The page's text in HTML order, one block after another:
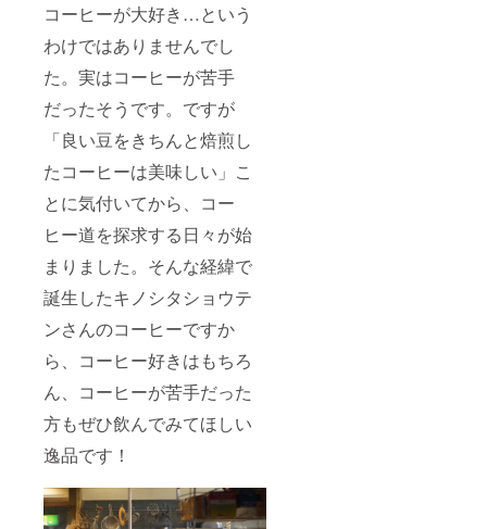
コーヒーが大好き…という
わけではありませんでし
た。実はコーヒーが苦手
だったそうです。ですが
「良い豆をきちんと焙煎し
たコーヒーは美味しい」こ
とに気付いてから、コー
ヒー道を探求する日々が始
まりました。そんな経緯で
誕生したキノシタショウテ
ンさんのコーヒーですか
ら、コーヒー好きはもちろ
ん、コーヒーが苦手だった
方もぜひ飲んでみてほしい
逸品です！